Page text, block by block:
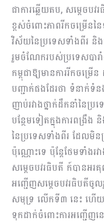
ជាការឆ្លើយតប, សម្ដេចបវ
ខ្ពស់ចំពោះភាពរីកចម្រើន
វិស័យនៃប្រទេសទាំងពីរ និ
រួមចំណែករបស់ប្រទេសបារាំ
កម្ពុជាឱ្យមានការរីកចម្រ
បញ្ជាក់ផងដែរថា ទំនាក់ទំ
ញាប់រវាងថ្នាក់ដឹកនាំនៃប្
បន្ថែមទៀតក្នុងការពង្រឹ
នៃប្រទេសទាំងពីរ ដែលមិនត្
ប៉ុណ្ណោះទេ ប៉ុន្តែថែមទាំ
សម្តេច​បវរ​ធិបតី​ ក៍បាន​អរ
អញ្ជើញ​សម្តេចបវរធិបតី​ចូ
សមុទ្រ លើកទី៣​ នេះ​ ហេី
ទុកដាក់ចំពោះការអញ្ជេីញន